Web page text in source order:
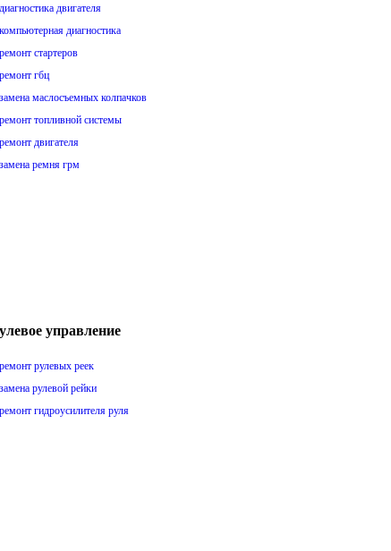
диагностика двигателя
компьютерная диагностика
ремонт стартеров
ремонт гбц
замена маслосъемных колпачков
ремонт топливной системы
ремонт двигателя
замена ремня грм
управление
ремонт рулевых реек
замена рулевой рейки
ремонт гидроусилителя руля